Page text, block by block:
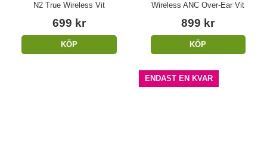
N2 True Wireless Vit
699 kr
KÖP
Wireless ANC Over-Ear Vit
899 kr
KÖP
ENDAST EN KVAR